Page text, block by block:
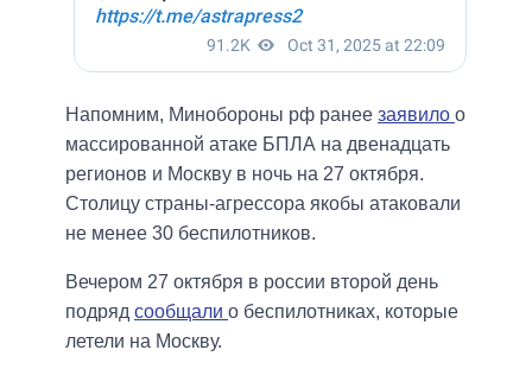
Напомним, Минобороны рф ранее заявило о
массированной атаке БПЛА на двенадцать
регионов и Москву в ночь на 27 октября.
Столицу страны-агрессора якобы атаковали
не менее 30 беспилотников.
Вечером 27 октября в россии второй день
подряд сообщали о беспилотниках, которые
летели на Москву.